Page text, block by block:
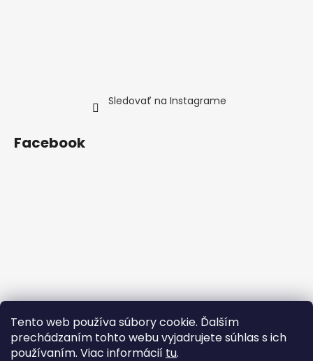
Tento web používa súbory cookie. Ďalším
prechádzaním tohto webu vyjadrujete súhlas s ich
používaním. Viac informácií tu.
Sledovať na Instagrame
Facebook